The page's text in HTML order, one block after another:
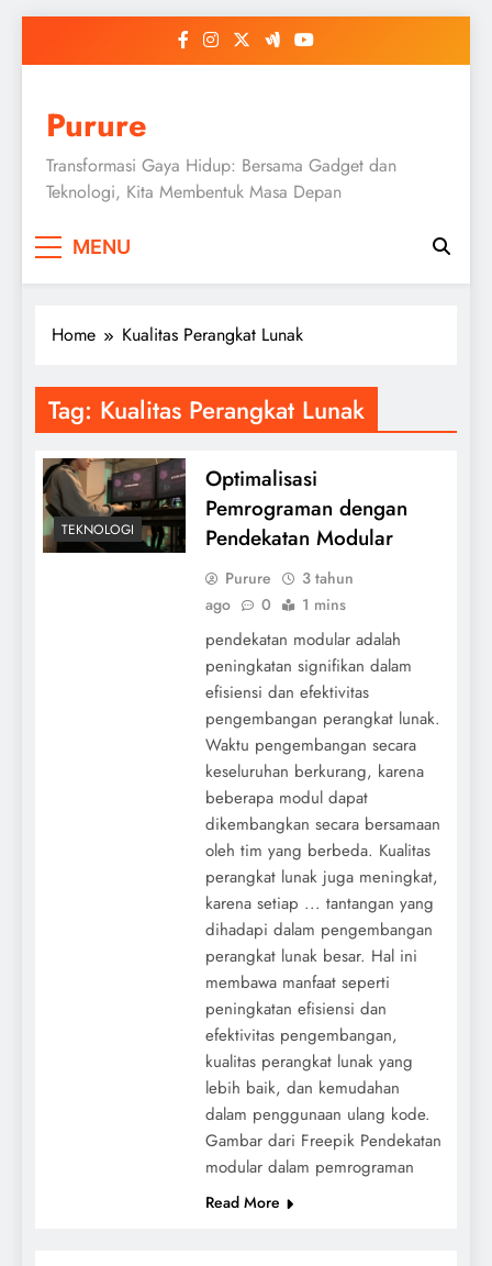
Purure
Transformasi Gaya Hidup: Bersama Gadget dan
Teknologi, Kita Membentuk Masa Depan
MENU
Home Kualitas Perangkat Lunak
Tag: Kualitas Perangkat Lunak
TEKNOLOGI
Optimalisasi
Pemrograman dengan
Pendekatan Modular
Purure
3 tahun
ago
0 1 mins
pendekatan modular adalah
peningkatan signifikan dalam
efisiensi dan efektivitas
pengembangan perangkat lunak.
Waktu pengembangan secara
keseluruhan berkurang, karena
beberapa modul dapat
dikembangkan secara bersamaan
oleh tim yang berbeda. Kualitas
perangkat lunak juga meningkat,
karena setiap ... tantangan yang
dihadapi dalam pengembangan
perangkat lunak besar. Hal ini
membawa manfaat seperti
peningkatan efisiensi dan
efektivitas pengembangan,
kualitas perangkat lunak yang
lebih baik, dan kemudahan
dalam penggunaan ulang kode.
Gambar dari Freepik Pendekatan
modular dalam pemrograman
Read More